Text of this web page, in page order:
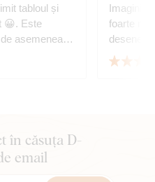
tabloul și
😀. Este
de la
Imaginile
foarte
desenele
în căsuța D-
email